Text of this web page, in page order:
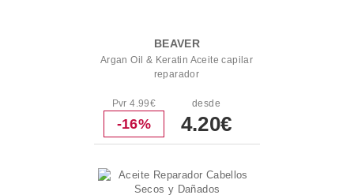
BEAVER
Argan Oil & Keratin Aceite capilar
reparador
Pvr 4.99€
-16%
desde
4.20€